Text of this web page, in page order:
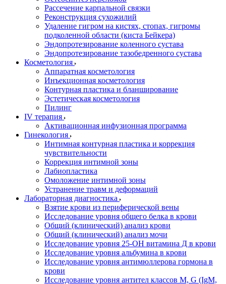
Рассечение карпальной связки
Реконструкция сухожилий
Удаление гигром на кистях, стопах, гигромы
подколенной области (киста Бейкера)
Эндопротезирование коленного сустава
Эндопротезирование тазобедренного сустава
Косметология
Аппаратная косметология
Инъекционная косметология
Контурная пластика и бланширование
Эстетическая косметология
Пилинг
IV терапия
Активационная инфузионная программа
Гинекология
Интимная контурная пластика и коррекция
чувствительности
Коррекция интимной зоны
Лабиопластика
Омоложение интимной зоны
Устранение травм и деформаций
Лабораторная диагностика
Взятие крови из периферической вены
Исследование уровня общего белка в крови
Общий (клинический) анализ крови
Общий (клинический) анализ мочи
Исследование уровня 25-OH витамина Д в крови
Исследование уровня альбумина в крови
Исследование уровня антимюллерова гормона в
крови
Исследование уровня антител классов M, G (IgM,